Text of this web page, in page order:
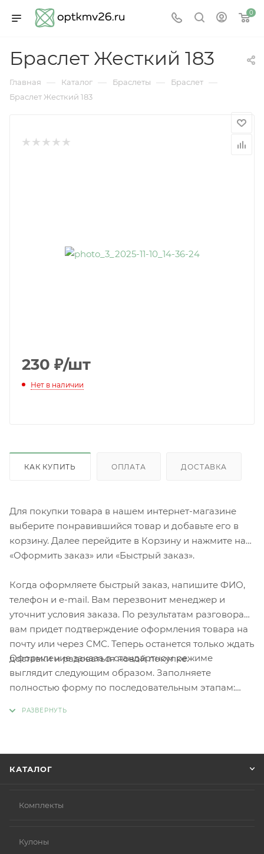
0
Браслет Жесткий 183
Главная — Каталог — Браслеты — Браслет —
Браслет Жесткий 183
230 ₽/шт
Нет в наличии
КАК КУПИТЬ ОПЛАТА ДОСТАВКА
Для покупки товара в нашем интернет-магазине
выберите понравившийся товар и добавьте его в
корзину. Далее перейдите в Корзину и нажмите на
«Оформить заказ» или «Быстрый заказ».
Когда оформляете быстрый заказ, напишите ФИО,
телефон и e-mail. Вам перезвонит менеджер и
уточнит условия заказа. По результатам разговора
вам придет подтверждение оформления товара на
почту или через СМС. Теперь останется только ждать
доставки и радоваться новой покупке.
Оформление заказа в стандартном режиме
выглядит следующим образом. Заполняете
полностью форму по последовательным этапам:
КАТАЛОГ
Комплекты
Кулоны